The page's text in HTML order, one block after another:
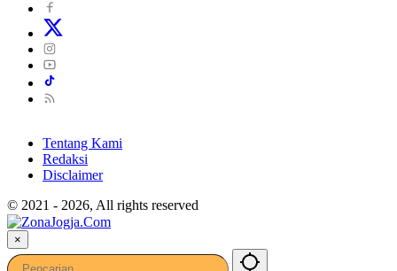
Tentang Kami
Redaksi
Disclaimer
© 2021 - 2026, All rights reserved
×